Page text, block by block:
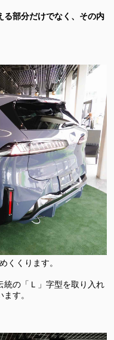
る部分だけでなく、その内
くくります。
統の「Ｌ」字型を取り入れ
す。